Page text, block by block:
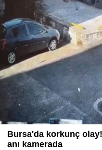
Bursa'da korkunç
anı kamerada